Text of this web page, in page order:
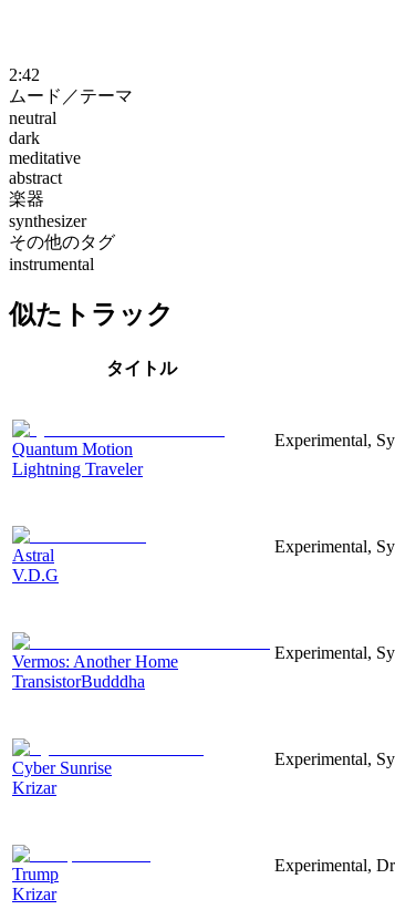
2:42
ムード／テーマ
neutral
dark
meditative
abstract
楽器
synthesizer
その他のタグ
instrumental
似たトラック
タイトル
Quantum Motion
Lightning Traveler
Experimental,
Astral
V.D.G
Experimental,
Vermos: Another Home
TransistorBudddha
Experimental,
Cyber Sunrise
Krizar
Experimental,
Trump
Krizar
Experimental,